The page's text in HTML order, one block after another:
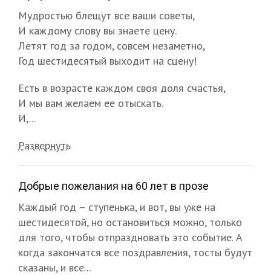
Мудростью блещут все ваши советы,
И каждому слову вы знаете цену.
Летят год за годом, совсем незаметно,
Год шестидесятый выходит на сцену!
Есть в возрасте каждом своя доля счастья,
И мы вам желаем ее отыскать.
И,...
Развернуть
Добрые пожелания на 60 лет в прозе
Каждый год – ступенька, и вот, вы уже на
шестидесятой, но остановиться можно, только
для того, чтобы отпраздновать это событие. А
когда закончатся все поздравления, тосты будут
сказаны, и все...